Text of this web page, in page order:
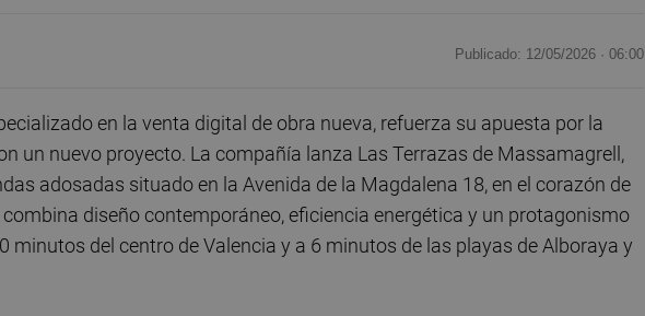
Publicado: 12/05/2026 · 06:00
en la venta digital de obra nueva, refuerza su apuesta por la
un nuevo proyecto. La compañía lanza Las Terrazas de Massamagrell,
adosadas situado en la Avenida de la Magdalena 18, en el corazón de
diseño contemporáneo, eficiencia energética y un protagonismo
minutos del centro de Valencia y a 6 minutos de las playas de Alboraya y